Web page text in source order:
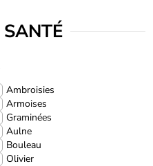
SANTÉ
Ambroisies
Armoises
Graminées
Aulne
Bouleau
Olivier